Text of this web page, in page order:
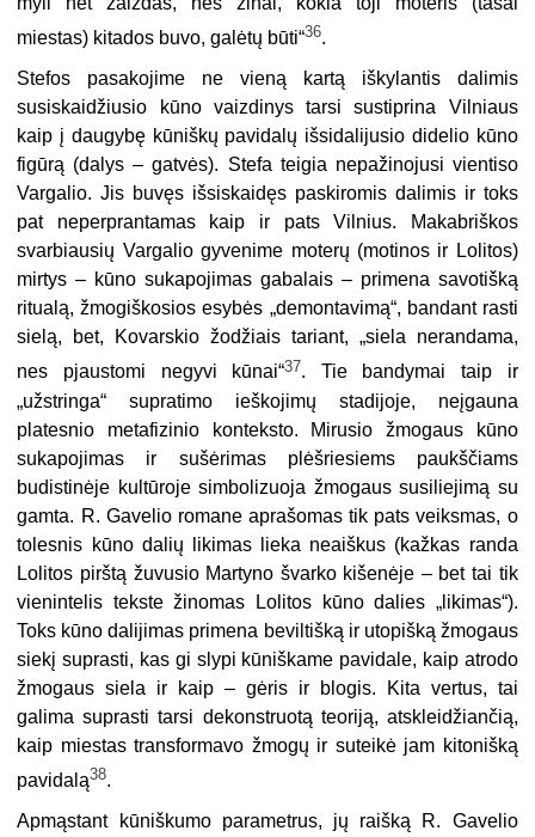
miestas) kitados buvo, galėtų būti“36.
Stefos pasakojime ne vieną kartą iškylantis dalimis
susiskaidžiusio kūno vaizdinys tarsi sustiprina Vilniaus
kaip į daugybę kūniškų pavidalų išsidalijusio didelio kūno
figūrą (dalys – gatvės). Stefa teigia nepažinojusi vientiso
Vargalio. Jis buvęs išsiskaidęs paskiromis dalimis ir toks
pat neperprantamas kaip ir pats Vilnius. Makabriškos
svarbiausių Vargalio gyvenime moterų (motinos ir Lolitos)
mirtys – kūno sukapojimas gabalais – primena savotišką
ritualą, žmogiškosios esybės „demontavimą“, bandant rasti
sielą, bet, Kovarskio žodžiais tariant, „siela nerandama,
nes pjaustomi negyvi kūnai“37. Tie bandymai taip ir
„užstringa“ supratimo ieškojimų stadijoje, neįgauna
platesnio metafizinio konteksto. Mirusio žmogaus kūno
sukapojimas ir sušėrimas plėšriesiems paukščiams
budistinėje kultūroje simbolizuoja žmogaus susiliejimą su
gamta. R. Gavelio romane aprašomas tik pats veiksmas, o
tolesnis kūno dalių likimas lieka neaiškus (kažkas randa
Lolitos pirštą žuvusio Martyno švarko kišenėje – bet tai tik
vienintelis tekste žinomas Lolitos kūno dalies „likimas“).
Toks kūno dalijimas primena beviltišką ir utopišką žmogaus
siekį suprasti, kas gi slypi kūniškame pavidale, kaip atrodo
žmogaus siela ir kaip – gėris ir blogis. Kita vertus, tai
galima suprasti tarsi dekonstruotą teoriją, atskleidžiančią,
kaip miestas transformavo žmogų ir suteikė jam kitonišką
pavidalą38.
Apmąstant kūniškumo parametrus, jų raišką R. Gavelio